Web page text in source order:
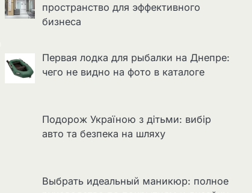
пространство для эффективного
бизнеса
Первая лодка для рыбалки на Днепре:
чего не видно на фото в каталоге
Подорож Україною з дітьми: вибір
авто та безпека на шляху
Выбрать идеальный маникюр: полное